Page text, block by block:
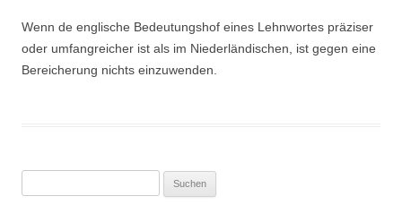
Wenn de englische Bedeutungshof eines Lehnwortes präziser
oder umfangreicher ist als im Niederländischen, ist gegen eine
Bereicherung nichts einzuwenden.